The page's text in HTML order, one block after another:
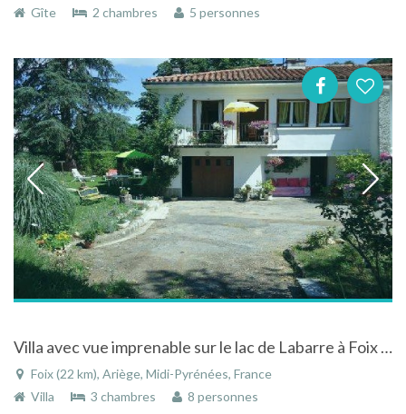
Gîte 2 chambres 5 personnes
Villa avec vue imprenable sur le lac de Labarre à Foix en Ariège en Midi-Pyrénées
Foix (22 km), Ariège, Midi-Pyrénées, France
Villa
3 chambres 8 personnes